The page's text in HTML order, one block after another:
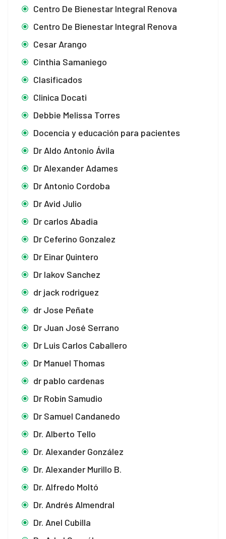
Centro De Bienestar Integral Renova
Centro De Bienestar Integral Renova
Cesar Arango
Cinthia Samaniego
Clasificados
Clinica Docati
Debbie Melissa Torres
Docencia y educación para pacientes
Dr Aldo Antonio Ávila
Dr Alexander Adames
Dr Antonio Cordoba
Dr Avid Julio
Dr carlos Abadia
Dr Ceferino Gonzalez
Dr Einar Quintero
Dr Iakov Sanchez
dr jack rodriguez
dr Jose Peñate
Dr Juan José Serrano
Dr Luis Carlos Caballero
Dr Manuel Thomas
dr pablo cardenas
Dr Robin Samudio
Dr Samuel Candanedo
Dr. Alberto Tello
Dr. Alexander González
Dr. Alexander Murillo B.
Dr. Alfredo Moltó
Dr. Andrés Almendral
Dr. Anel Cubilla